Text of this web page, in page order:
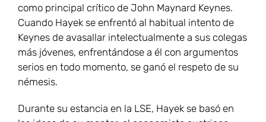
como principal crítico de John Maynard Keynes.
Cuando Hayek se enfrentó al habitual intento de
Keynes de avasallar intelectualmente a sus colegas
más jóvenes, enfrentándose a él con argumentos
serios en todo momento, se ganó el respeto de su
némesis.
Durante su estancia en la LSE, Hayek se basó en